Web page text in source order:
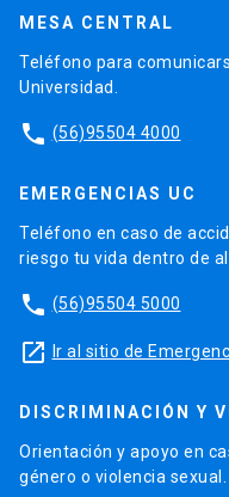
MESA CENTRAL
Teléfono para
Universidad.
phone (56)95504 4000
EMERGENCIAS UC
Teléfono en caso de
riesgo tu vida dentro de
phone (56)95504 5000
launch Ir al sitio de
DISCRIMINACIÓN Y
Orientación y apoyo en
género o violencia sexual.